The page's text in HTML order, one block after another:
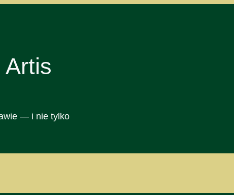
— i nie tylko